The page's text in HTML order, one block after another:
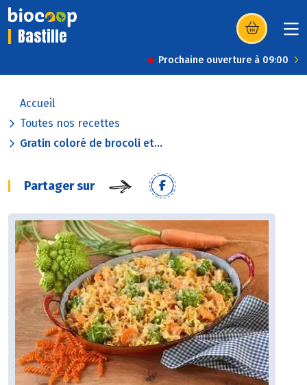
Bastille (s’ouvre dans
Prochaine ouverture à 09:00
Accueil
Toutes nos recettes
Gratin coloré de brocoli et...
Partager sur